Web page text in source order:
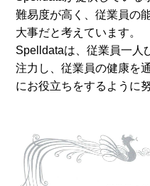
難易度が高く、従業員の
大事だと考えています。
Spelldataは、従業員一人
注力し、従業員の健康を
にお役立ちをするように